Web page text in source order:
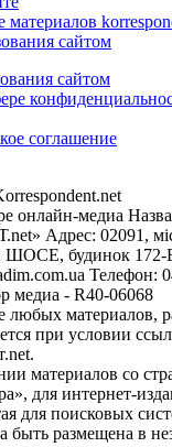
материалов
сайтом
сайтом
соглашение
онлайн-медиа
Адрес: 02091,
будинок 172-Б,
Телефон:
медиа - R40-06068
любых материалов,
при условии
материалов со
для интернет-
для поисковых
быть размещена в